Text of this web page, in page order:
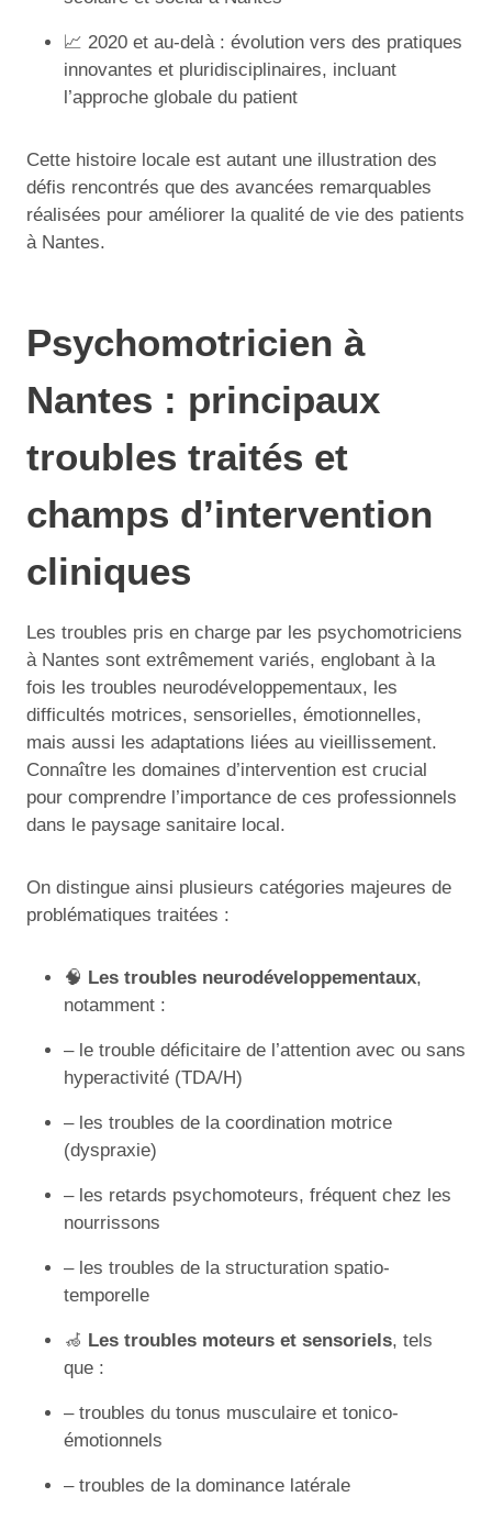
📈 2020 et au-delà : évolution vers des pratiques
innovantes et pluridisciplinaires, incluant
l’approche globale du patient
Cette histoire locale est autant une illustration des
défis rencontrés que des avancées remarquables
réalisées pour améliorer la qualité de vie des patients
à Nantes.
Psychomotricien à
Nantes : principaux
troubles traités et
champs d’intervention
cliniques
Les troubles pris en charge par les psychomotriciens
à Nantes sont extrêmement variés, englobant à la
fois les troubles neurodéveloppementaux, les
difficultés motrices, sensorielles, émotionnelles,
mais aussi les adaptations liées au vieillissement.
Connaître les domaines d’intervention est crucial
pour comprendre l’importance de ces professionnels
dans le paysage sanitaire local.
On distingue ainsi plusieurs catégories majeures de
problématiques traitées :
🧠 Les troubles neurodéveloppementaux,
notamment :
– le trouble déficitaire de l’attention avec ou sans
hyperactivité (TDA/H)
– les troubles de la coordination motrice
(dyspraxie)
– les retards psychomoteurs, fréquent chez les
nourrissons
– les troubles de la structuration spatio-
temporelle
🦽 Les troubles moteurs et sensoriels, tels
que :
– troubles du tonus musculaire et tonico-
émotionnels
– troubles de la dominance latérale